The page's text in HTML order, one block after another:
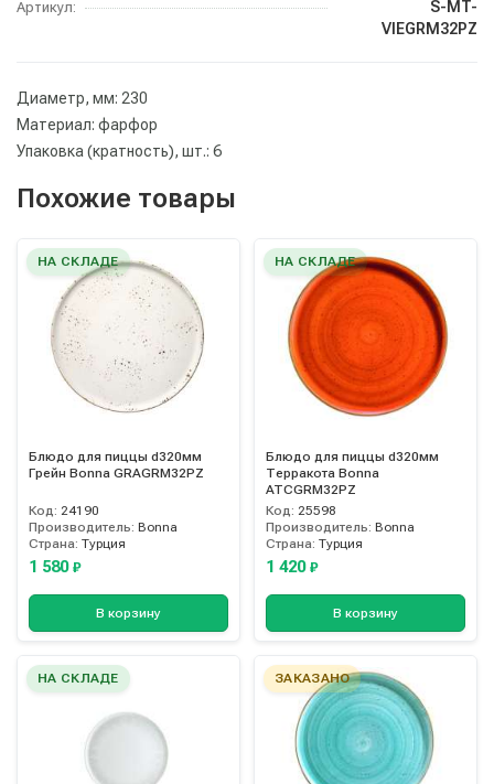
Артикул:
S-MT-
VIEGRM32PZ
Диаметр, мм: 230
Материал: фарфор
Упаковка (кратность), шт.: 6
Похожие товары
НА СКЛАДЕ
Блюдо для пиццы d320мм
Грейн Bonna GRAGRM32PZ
Код: 24190
Производитель: Bonna
Страна: Турция
1 580 ₽
В корзину
НА СКЛАДЕ
Блюдо для пиццы d320мм
Терракота Bonna
ATCGRM32PZ
Код: 25598
Производитель: Bonna
Страна: Турция
1 420 ₽
В корзину
НА СКЛАДЕ ЗАКАЗАНО